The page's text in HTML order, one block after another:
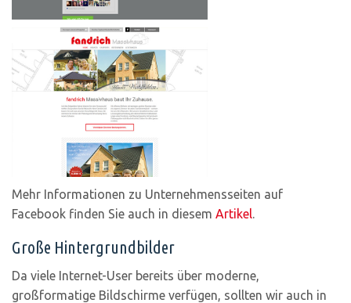
Mehr Informationen zu Unternehmensseiten auf
Facebook finden Sie auch in diesem Artikel.
Große Hintergrundbilder
Da viele Internet-User bereits über moderne,
großformatige Bildschirme verfügen, sollten wir auch in